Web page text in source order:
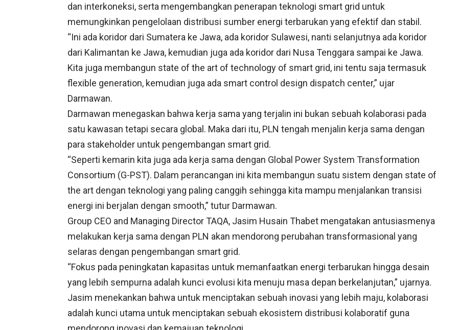
dan interkoneksi, serta mengembangkan penerapan teknologi smart grid untuk
memungkinkan pengelolaan distribusi sumber energi terbarukan yang efektif dan stabil.
“Ini ada koridor dari Sumatera ke Jawa, ada koridor Sulawesi, nanti selanjutnya ada koridor
dari Kalimantan ke Jawa, kemudian juga ada koridor dari Nusa Tenggara sampai ke Jawa.
Kita juga membangun state of the art of technology of smart grid, ini tentu saja termasuk
flexible generation, kemudian juga ada smart control design dispatch center,” ujar
Darmawan.
Darmawan menegaskan bahwa kerja sama yang terjalin ini bukan sebuah kolaborasi pada
satu kawasan tetapi secara global. Maka dari itu, PLN tengah menjalin kerja sama dengan
para stakeholder untuk pengembangan smart grid.
“Seperti kemarin kita juga ada kerja sama dengan Global Power System Transformation
Consortium (G-PST). Dalam perancangan ini kita membangun suatu sistem dengan state of
the art dengan teknologi yang paling canggih sehingga kita mampu menjalankan transisi
energi ini berjalan dengan smooth,” tutur Darmawan.
Group CEO and Managing Director TAQA, Jasim Husain Thabet mengatakan antusiasmenya
melakukan kerja sama dengan PLN akan mendorong perubahan transformasional yang
selaras dengan pengembangan smart grid.
“Fokus pada peningkatan kapasitas untuk memanfaatkan energi terbarukan hingga desain
yang lebih sempurna adalah kunci evolusi kita menuju masa depan berkelanjutan,” ujarnya.
Jasim menekankan bahwa untuk menciptakan sebuah inovasi yang lebih maju, kolaborasi
adalah kunci utama untuk menciptakan sebuah ekosistem distribusi kolaboratif guna